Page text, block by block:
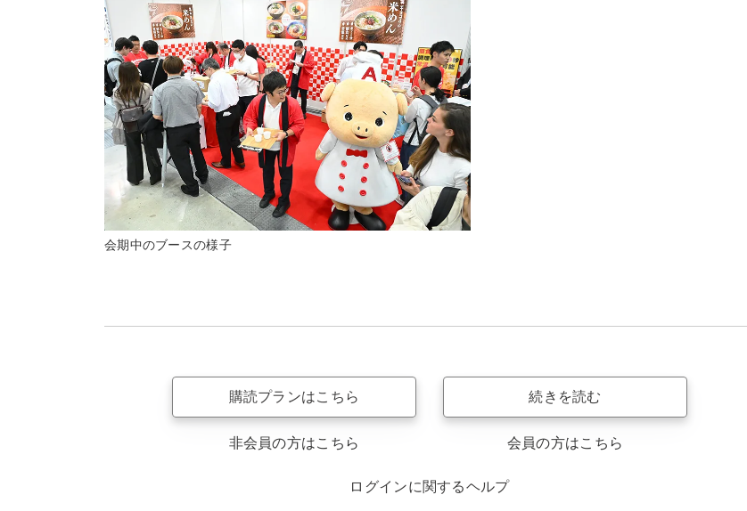
会期中のブースの様子
購読プランはこちら
非会員の方はこちら
続きを読む
会員の方はこちら
ログインに関するヘルプ